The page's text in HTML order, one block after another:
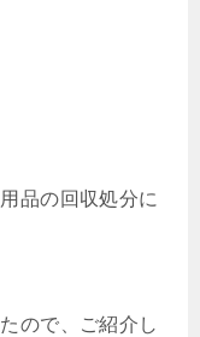
品の回収処分に
ので、ご紹介し